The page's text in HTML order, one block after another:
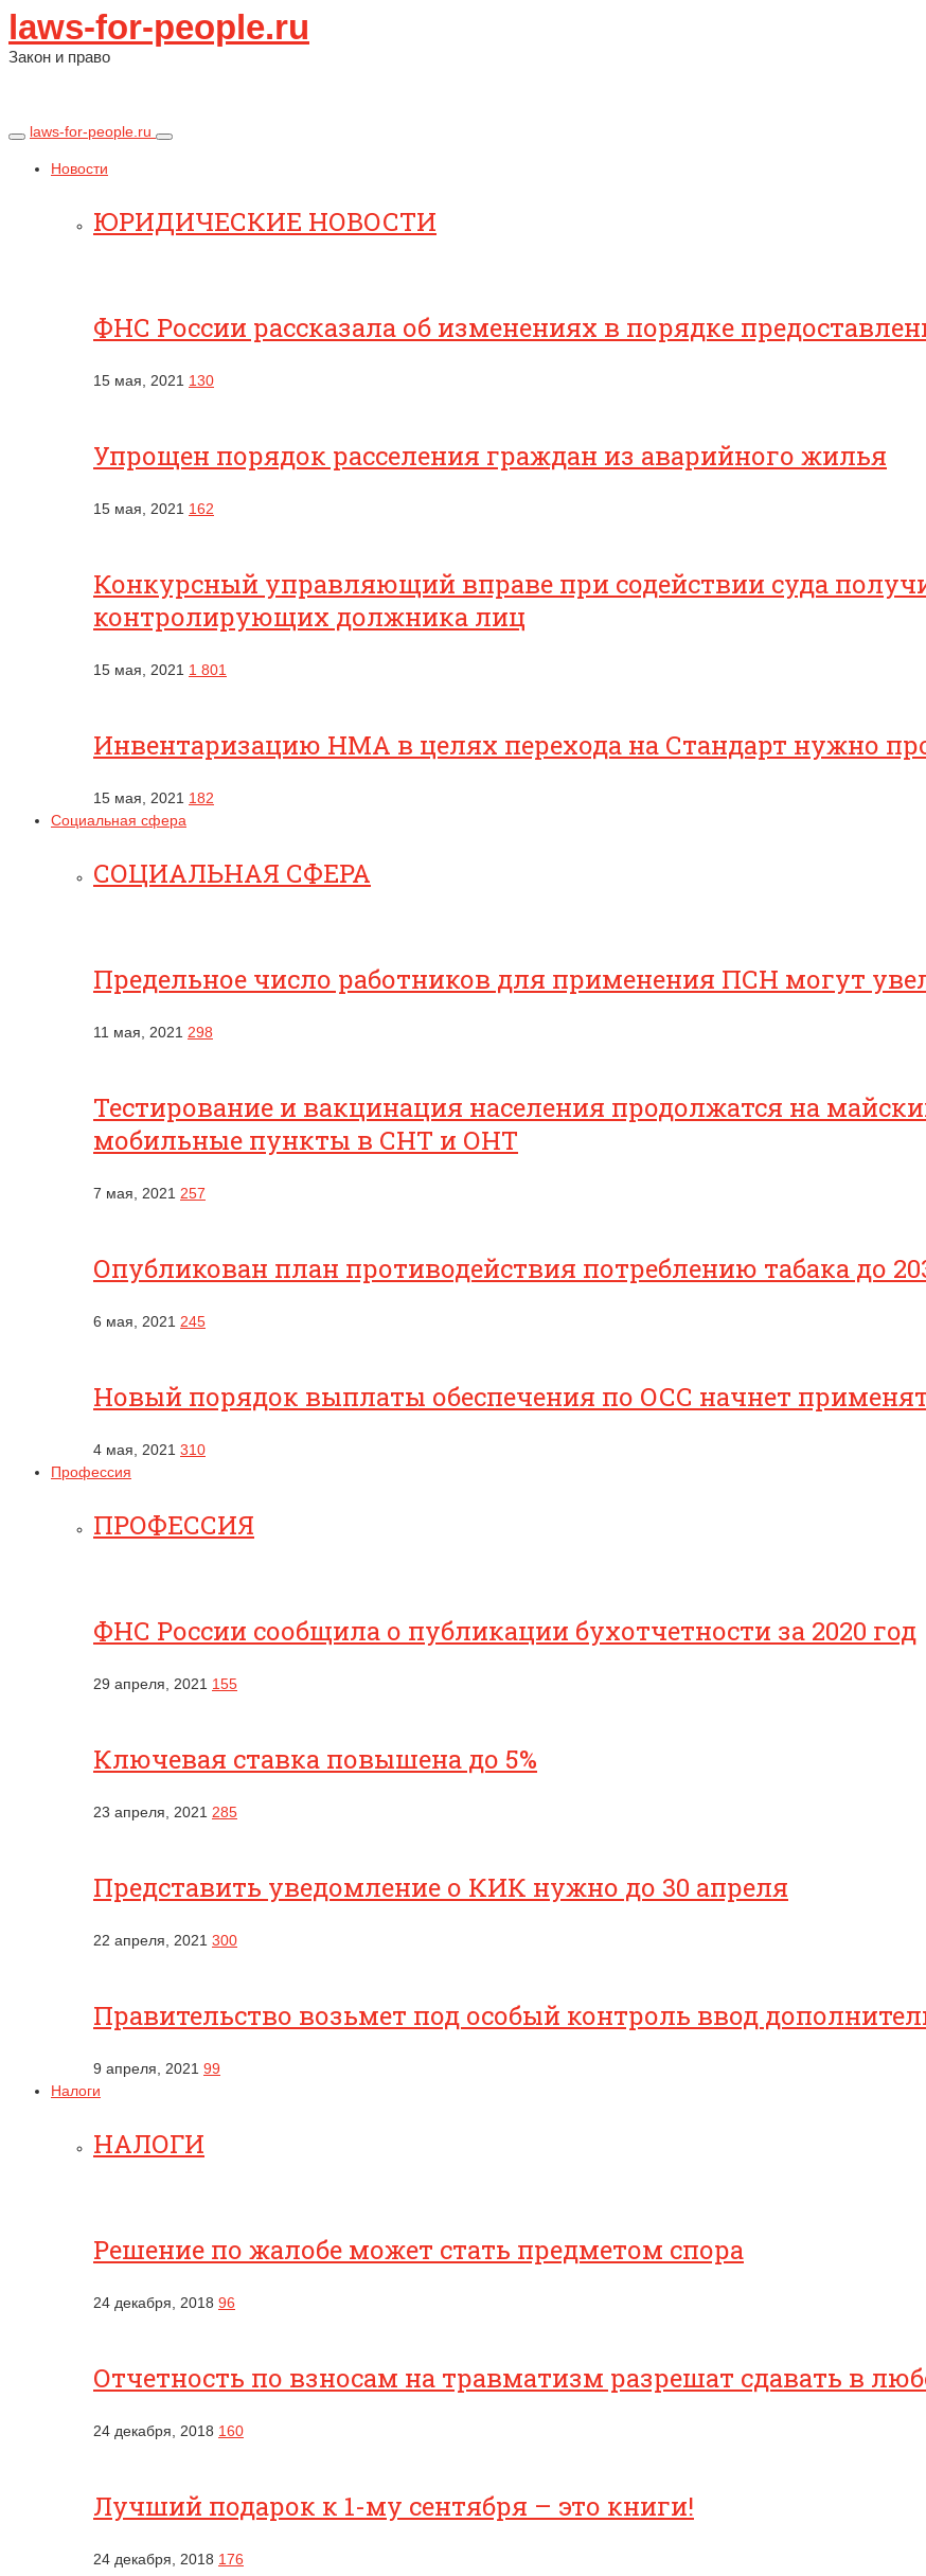
laws-for-people.ru
Закон и право
laws-for-people.ru
Новости
ЮРИДИЧЕСКИЕ НОВОСТИ
ФНС России рассказала об изменениях в порядке
15 мая, 2021 130
Упрощен порядок расселения граждан из аварийного жилья
15 мая, 2021 162
Конкурсный управляющий вправе при содействии суда
контролирующих должника лиц
15 мая, 2021 1 801
Инвентаризацию НМА в целях перехода на Стандарт нужно
15 мая, 2021 182
Социальная сфера
СОЦИАЛЬНАЯ СФЕРА
Предельное число работников для применения ПСН могут
11 мая, 2021 298
Тестирование и вакцинация населения продолжатся на
мобильные пункты в СНТ и ОНТ
7 мая, 2021 257
Опубликован план противодействия потреблению табака до
6 мая, 2021 245
Новый порядок выплаты обеспечения по ОСС начнет
4 мая, 2021 310
Профессия
ПРОФЕССИЯ
ФНС России сообщила о публикации бухотчетности за 2020 год
29 апреля, 2021 155
Ключевая ставка повышена до 5%
23 апреля, 2021 285
Представить уведомление о КИК нужно до 30 апреля
22 апреля, 2021 300
Правительство возьмет под особый контроль ввод
9 апреля, 2021 99
Налоги
НАЛОГИ
Решение по жалобе может стать предметом спора
24 декабря, 2018 96
Отчетность по взносам на травматизм разрешат сдавать в
24 декабря, 2018 160
Лучший подарок к 1-му сентября – это книги!
24 декабря, 2018 176